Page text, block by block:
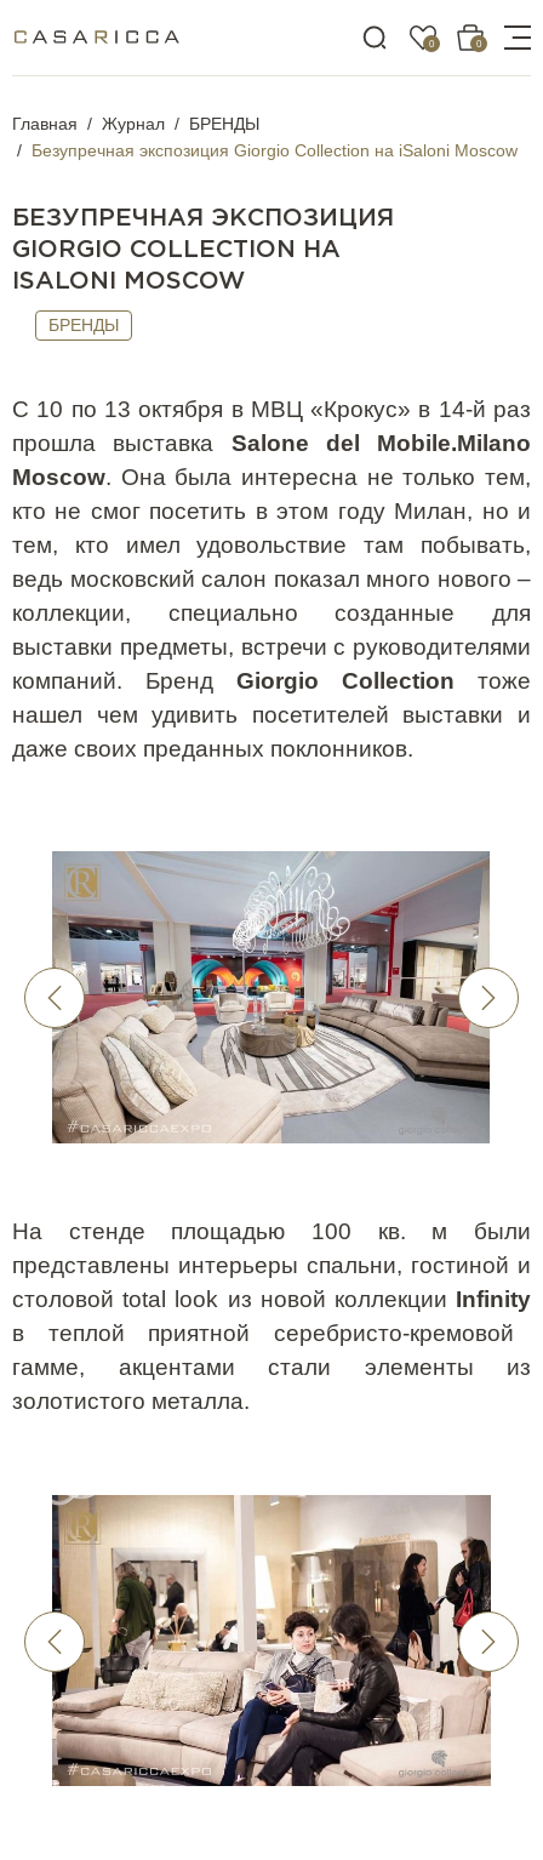
0 0
Главная Журнал
БРЕНДЫ
Безупречная экспозиция Giorgio Collection на iSaloni Moscow
БЕЗУПРЕЧНАЯ ЭКСПОЗИЦИЯ
GIORGIO COLLECTION НА
ISALONI MOSCOW
БРЕНДЫ
C 10 по 13 октября в МВЦ «Крокус» в 14-й раз
прошла выставка Salone del Mobile.Milano
Moscow. Она была интересна не только тем,
кто не смог посетить в этом году Милан, но и
тем, кто имел удовольствие там побывать,
ведь московский салон показал много нового –
коллекции, специально созданные для
выставки предметы, встречи с руководителями
компаний. Бренд Giorgio Collection
тоже
нашел чем удивить посетителей выставки и
даже своих преданных поклонников.
На стенде площадью 100 кв. м были
представлены интерьеры спальни, гостиной и
столовойtotal look из новой коллекции Infinity
в теплой приятной серебристо-кремовой
гамме, акцентами стали элементы из
золотистого металла.